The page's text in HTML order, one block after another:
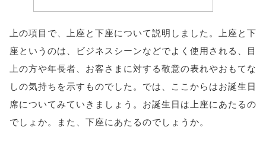
上の項目で、上座と下座について説明しました。上座と下
座というのは、ビジネスシーンなどでよく使用される、目
上の方や年長者、お客さまに対する敬意の表れやおもてな
しの気持ちを示すものでした。では、ここからはお誕生日
席についてみていきましょう。お誕生日は上座にあたるの
でしょか。また、下座にあたるのでしょうか。